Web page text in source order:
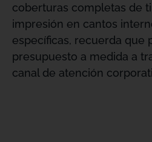
coberturas completas de
impresión en cantos
específicas, recuerda que
presupuesto a medida a
canal de atención